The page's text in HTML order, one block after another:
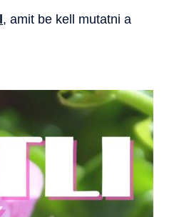
, amit be kell mutatni a